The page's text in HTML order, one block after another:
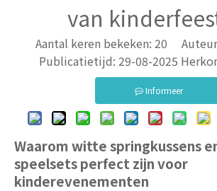
van
Aantal keren bekeken: 20
Publicatietijd: 29-08-2025
Informeer
Waarom witte springkussens
speelsets perfect zijn voor
kinderevenementen